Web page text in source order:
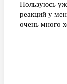
Пользуюсь
реакций у
очень много